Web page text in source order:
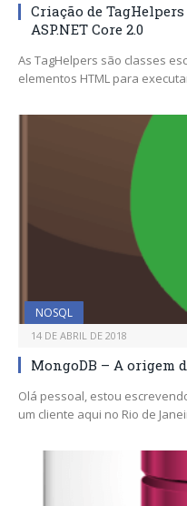
Criação de
ASP.NET Core 2.0
As TagHelpers são classes
elementos HTML para
NOSQL
14 DE ABRIL DE 2018
MongoDB – A origem
Olá pessoal, estou
um cliente aqui no Rio de